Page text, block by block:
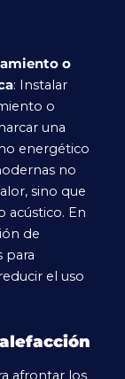
o
: Instalar
o
una
energético
no
sino que
acústico. En
de
para
el uso
afrontar los